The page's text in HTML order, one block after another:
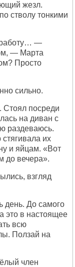
жезл.
стволу тонкими
работу… —
— Марта
Просто
сильно.
Стоял посреди
на диван с
раздеваюсь.
их
и яйцам. «Вот
до вечера».
взгляд
день. До самого
это в настоящее
всю
Ползай на
член